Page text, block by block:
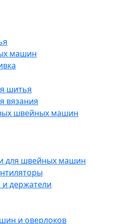
машин
шитья
вязания
швейных машин
для швейных машин
и держатели
и оверлоков